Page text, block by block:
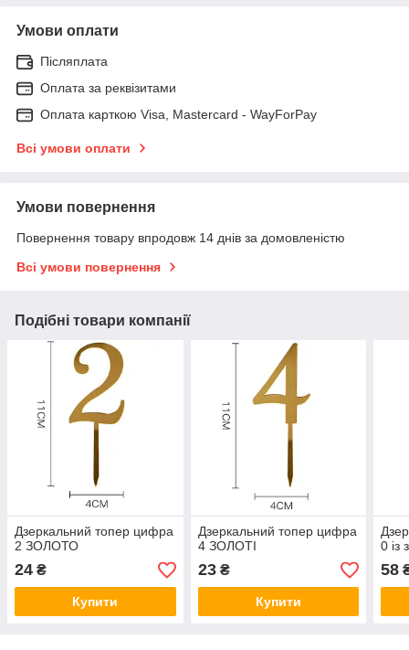
Умови оплати
Післяплата
Оплата за реквізитами
Оплата карткою Visa, Mastercard - WayForPay
Всі умови оплати
Умови повернення
Повернення товару впродовж 14 днів за домовленістю
Всі умови повернення
Подібні товари компанії
Дзеркальний топер цифра
2 ЗОЛОТО
24 ₴
Купити
Дзеркальний топер цифра
4 ЗОЛОТІ
23₴
Купити
0 із
58